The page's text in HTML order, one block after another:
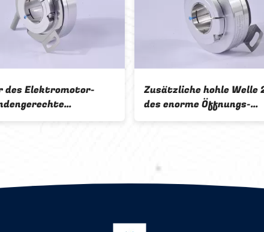
des Elektromotor-
Kodierer-Stärke
Zusätzliche hohle Welle
des enorme Öffnungs-